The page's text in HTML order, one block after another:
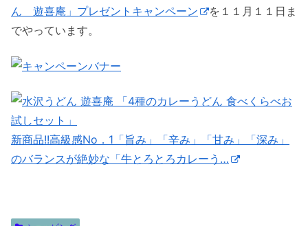
ん 遊喜庵」プレゼントキャンペーン
を１１月１１日ま
でやっています。
新商品!!高級感No．1「旨み」「辛み」「甘み」「深み」
のバランスが絶妙な「牛とろとろカレーう…